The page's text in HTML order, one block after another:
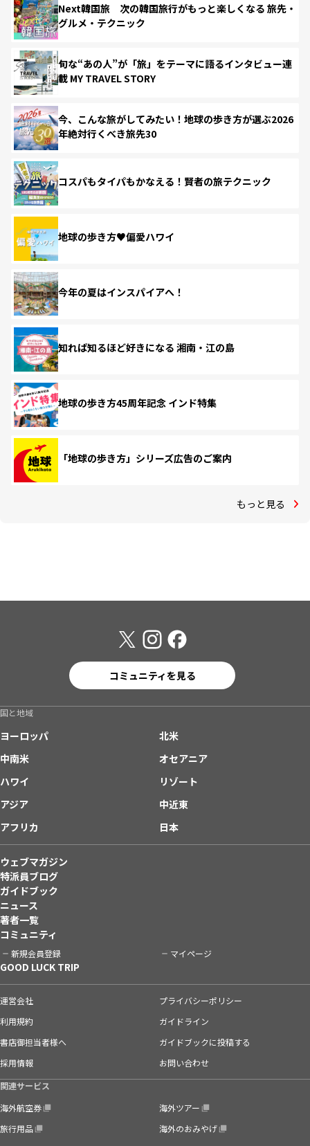
Next韓国旅 次の韓国旅行がもっと楽しくなる 旅先・
グルメ・テクニック
旬な“あの人”が「旅」をテーマに語るインタビュー連
載 MY TRAVEL STORY
今、こんな旅がしてみたい！地球の歩き方が選ぶ2026
年絶対行くべき旅先30
コスパもタイパもかなえる！賢者の旅テクニック
地球の歩き方♥偏愛ハワイ
今年の夏はインスパイアへ！
知れば知るほど好きになる 湘南・江の島
地球の歩き方45周年記念 インド特集
「地球の歩き方」シリーズ広告のご案内
もっと見る
コミュニティを見る
国と地域
ヨーロッパ
北米
中南米
オセアニア
ハワイ
リゾート
アジア
中近東
アフリカ
日本
ウェブマガジン
特派員ブログ
ガイドブック
ニュース
著者一覧
コミュニティ
新規会員登録 マイページ
GOOD LUCK TRIP
運営会社
プライバシーポリシー
利用規約
ガイドライン
書店御担当者様へ
ガイドブックに投稿する
採用情報
お問い合わせ
関連サービス
海外航空券
海外ツアー
旅行用品
海外のおみやげ